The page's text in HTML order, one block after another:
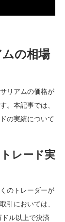
の相場
リアムの価格が
。本記事では、
の実績について
レード実
のトレーダーが
引においては、
ドル以上で決済